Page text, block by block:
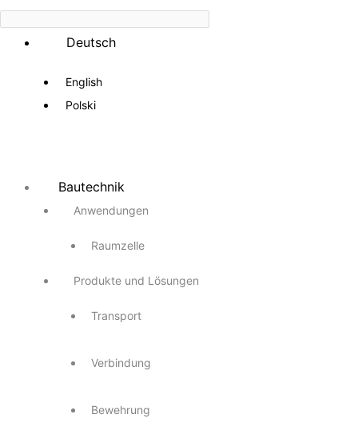
Deutsch
English
Polski
Bautechnik
Anwendungen
Raumzelle
Produkte und Lösungen
Transport
Verbindung
Bewehrung